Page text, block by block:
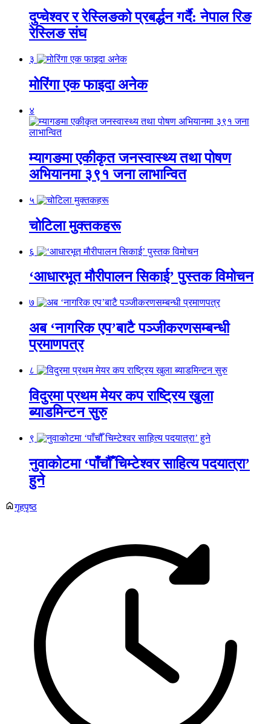
दुप्चेश्वर र रेस्लिङको प्रबर्द्धन गर्दै: नेपाल रिङ
रेस्लिङ संघ
३
मोरिंगा एक फाइदा अनेक
४
म्यागङमा एकीकृत जनस्वास्थ्य तथा पोषण
अभियानमा ३९१ जना लाभान्वित
५
चोटिला मुक्तकहरू
६
‘आधारभूत मौरीपालन सिकाई’ पुस्तक विमोचन
७
अब ‘नागरिक एप’बाटै पञ्जीकरणसम्बन्धी
प्रमाणपत्र
८
विदुरमा प्रथम मेयर कप राष्ट्रिय खुला
ब्याडमिन्टन सुरु
९
नुवाकोटमा ‘पाँचौँ चिम्टेश्वर साहित्य पदयात्रा’
हुने
गृहपृष्ठ